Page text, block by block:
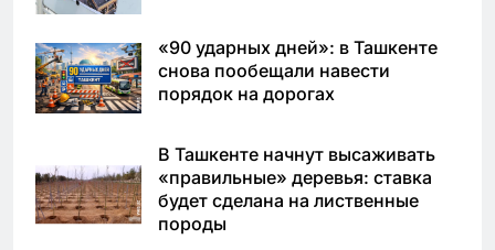
«90 ударных дней»: в Ташкенте
снова пообещали навести
порядок на дорогах
В Ташкенте начнут высаживать
«правильные» деревья: ставка
будет сделана на лиственные
породы